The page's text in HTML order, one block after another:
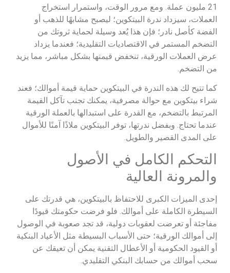
21 مليون عملة. ومع مرور الوقت، واستمرار استخراج
العملات، سيزداد ندرة البيتكوين؛ ليصبح مشابهًا للذهب أو
الفضة كأصل نادر؛ فإن هذا يُعد وسيلة لحماية ثروتك من
التضخم المستمر في الاقتصاديات التقليدية؛ فعندما يزداد
عرض العملات الورقية، تنخفض قيمتها بشكل مباشر، مما يزيد
من التضخم.
كما تتيح لك هذه الندرة في البيتكوين حماية قيمة أموالك؛ فعند
شراء بيتكوين مع حوالة مصرفية، يمكنك تجنب تآكل القيمة
المرتبط بالتضخم، مع القدرة على استبدالها بالعملة الورقية
عندما تحتاج. وبفضل ندرتها، توفر البيتكوين ملاذًا آمنًا للأموال
على المدى القصير والطويل.
التحكم الكامل في الأصول
والمرونة العالية
إحدى الميزات الكبرى للاحتفاظ بالبيتكوين، هي قدرتك على
السيطرة الكاملة على أموالك. فلو فرضت حكومتك قيودًا
مفاجئة أو تعرضت لعقوبات دولية، قد تجد صعوبة في الوصول
إلى أموالك الورقية؛ حتى الأسباب البسيطة مثل الأعياد البنكية
أو القيود الحكومية أو الأعطال التقنية يمكن أن تعيقك عن
سحب أموالك من حسابك البنكي التقليدي.